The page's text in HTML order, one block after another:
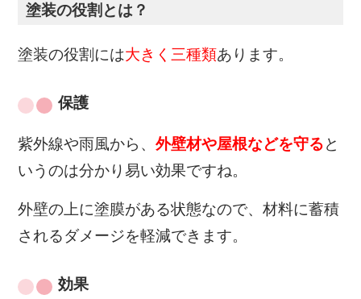
塗装の役割とは？
塗装の役割には大きく三種類あります。
保護
紫外線や雨風から、外壁材や屋根などを守ると
いうのは分かり易い効果ですね。
外壁の上に塗膜がある状態なので、材料に蓄積
されるダメージを軽減できます。
効果